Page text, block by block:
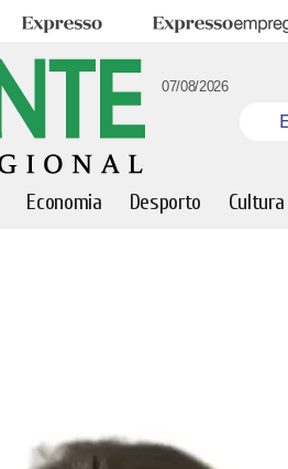
Expresso Expresso Emprego
07/08/2026
Economia Desporto Cultura